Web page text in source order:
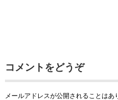
コメントをどうぞ
メールアドレスが公開されることはあ